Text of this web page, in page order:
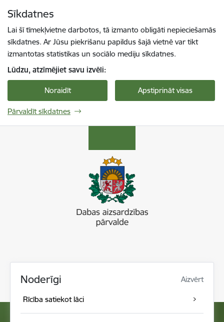
Sīkdatnes
Lai šī tīmekļvietne darbotos, tā izmanto obligāti nepieciešamās
sīkdatnes. Ar Jūsu piekrišanu papildus šajā vietnē var tikt
izmantotas statistikas un sociālo mediju sīkdatnes.
Lūdzu, atzīmējiet savu izvēli:
Noraidīt Apstiprināt visas
Pārvaldīt sīkdatnes
Noderīgi Aizvērt
Rīcība satiekot lāci